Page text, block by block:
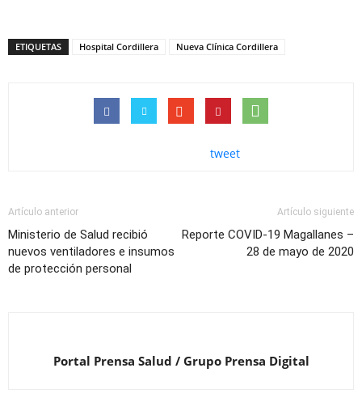
ETIQUETAS Hospital Cordillera Nueva Clínica Cordillera
tweet
Artículo anterior
Ministerio de Salud recibió
nuevos ventiladores e insumos
de protección personal
Artículo siguiente
Reporte COVID-19 Magallanes –
28 de mayo de 2020
Portal Prensa Salud / Grupo Prensa Digital